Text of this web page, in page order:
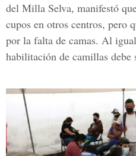
del Milla Selva, manifestó
cupos en otros centros, pero
por la falta de camas. Al
habilitación de camillas debe